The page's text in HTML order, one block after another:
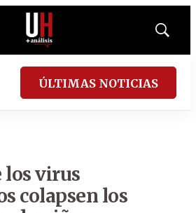
Mostrar
ÚLTIMAS NOTICIAS
los virus
colapsen los